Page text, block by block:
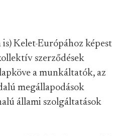
Kelet-Európához képest
szerződések
a munkáltatók, az
megállapodások
állami szolgáltatások